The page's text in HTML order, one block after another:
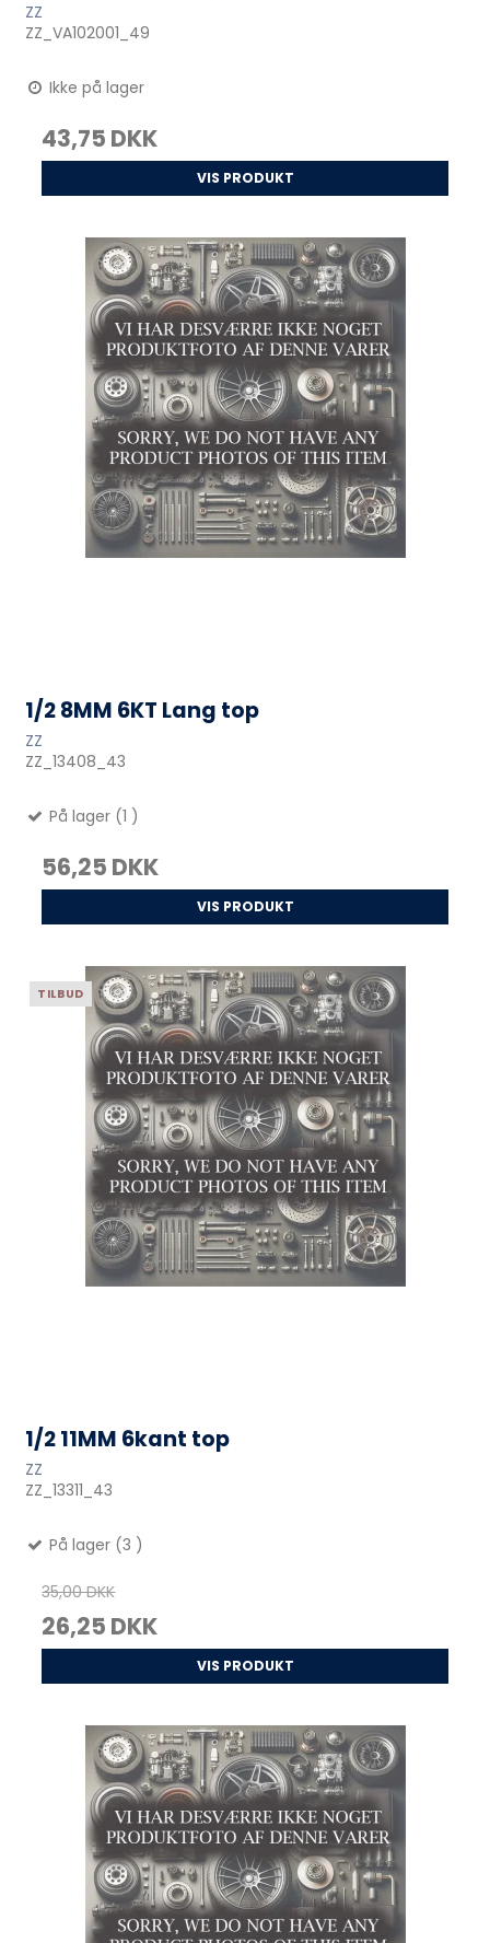
ZZ
ZZ_VA102001_49
Ikke på lager
43,75 DKK
VIS PRODUKT
1/2 8MM 6KT Lang top
ZZ
ZZ_13408_43
På lager (1 )
56,25 DKK
VIS PRODUKT
TILBUD
1/2 11MM 6kant top
ZZ
ZZ_13311_43
På lager (3 )
35,00 DKK
26,25 DKK
VIS PRODUKT